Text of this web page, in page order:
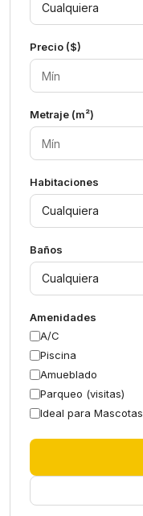
Cualquiera
Precio ($)
Metraje (m²)
Habitaciones
Cualquiera
Baños
Cualquiera
Amenidades
A/C
Piscina
Amueblado
Parqueo (visitas)
Ideal para Mascotas